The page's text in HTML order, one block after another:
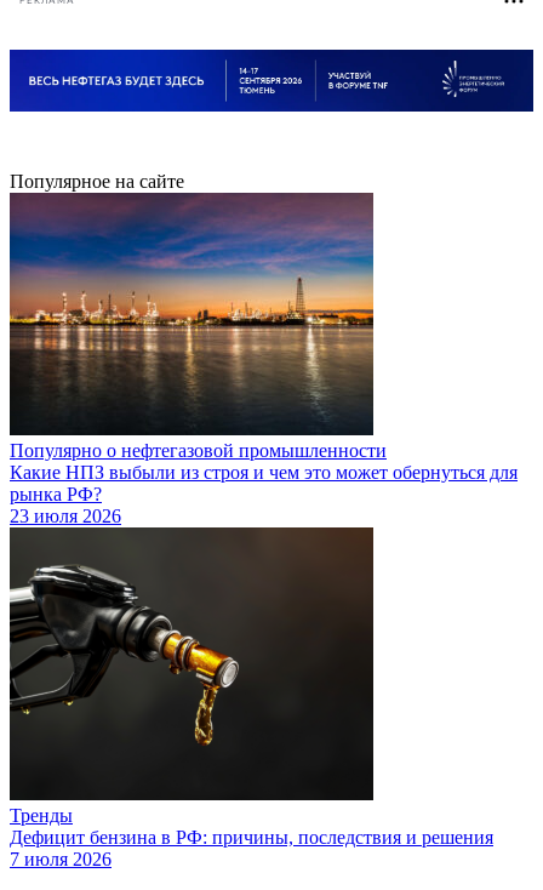
Популярное на сайте
Популярно о нефтегазовой промышленности
Какие НПЗ выбыли из строя и чем это может обернуться для
рынка РФ?
23 июля 2026
Тренды
Дефицит бензина в РФ: причины, последствия и решения
7 июля 2026